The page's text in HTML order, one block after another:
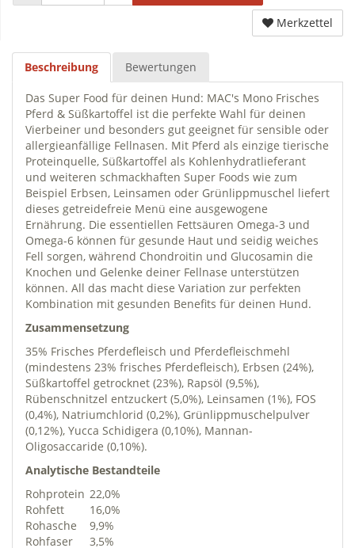
Merkzettel
Beschreibung Bewertungen
Das Super Food für deinen Hund: MAC's Mono Frisches
Pferd & Süßkartoffel ist die perfekte Wahl für deinen
Vierbeiner und besonders gut geeignet für sensible oder
allergieanfällige Fellnasen. Mit Pferd als einzige tierische
Proteinquelle, Süßkartoffel als Kohlenhydratlieferant
und weiteren schmackhaften Super Foods wie zum
Beispiel Erbsen, Leinsamen oder Grünlippmuschel liefert
dieses getreidefreie Menü eine ausgewogene
Ernährung. Die essentiellen Fettsäuren Omega-3 und
Omega-6 können für gesunde Haut und seidig weiches
Fell sorgen, während Chondroitin und Glucosamin die
Knochen und Gelenke deiner Fellnase unterstützen
können. All das macht diese Variation zur perfekten
Kombination mit gesunden Benefits für deinen Hund.
Zusammensetzung
35% Frisches Pferdefleisch und Pferdefleischmehl
(mindestens 23% frisches Pferdefleisch), Erbsen (24%),
Süßkartoffel getrocknet (23%), Rapsöl (9,5%),
Rübenschnitzel entzuckert (5,0%), Leinsamen (1%), FOS
(0,4%), Natriumchlorid (0,2%), Grünlippmuschelpulver
(0,12%), Yucca Schidigera (0,10%), Mannan-
Oligosaccaride (0,10%).
Analytische Bestandteile
Rohprotein 22,0%
Rohfett
16,0%
Rohasche
9,9%
Rohfaser
3,5%